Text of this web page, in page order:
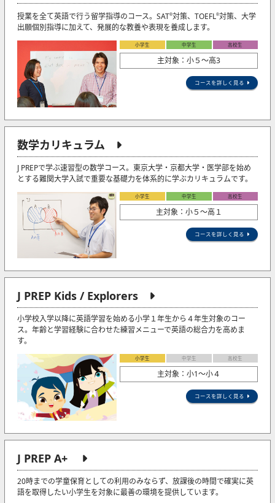
授業を全て英語で行う留学指導のコース。SAT®対策、TOEFL®対策、大学
出願個別指導に加えて、発展的な教養や表現を養成します。
小学生 中学生 高校生
主対象：小５〜高3
コースを詳しく見る
数学カリキュラム
J PREPで学ぶ速習型の数学コース。東京大学・京都大学・医学部を始め
とする難関大学入試で重要な基礎力を体系的に学ぶカリキュラムです。
小学生 中学生 高校生
主対象：小５〜高１
コースを詳しく見る
J PREP Kids / Explorers
小学校入学以降に英語学習を始める小学１年生から４年生対象のコー
ス。年齢と学習経験に合わせた練習メニューで英語の総合力を高めま
す。
小学生 中学生 高校生
主対象：小1〜小４
コースを詳しく見る
J PREP A+
20時までの学童保育としての利用のみならず、放課後の時間で確実に英
語を取得したい小学生を対象に最善の環境を提供しています。